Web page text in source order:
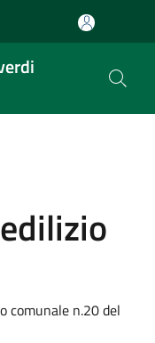
comunale n.20 del